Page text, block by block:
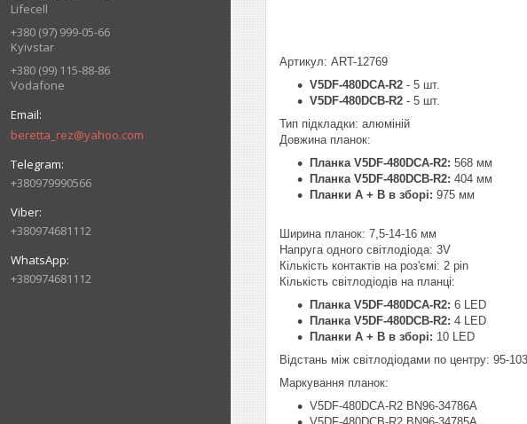
Lifecell
+380 (97) 999-05-66
Kyivstar
+380 (99) 115-88-86
Vodafone
beretta_rez@yahoo.com
+380979990566
+380974681112
+380974681112
Артикул: ART-12769
V5DF-480DCA-R2 - 5 шт.
V5DF-480DCB-R2 - 5 шт.
Тип підкладки: алюміній
Довжина планок:
Планка V5DF-480DCA-R2: 568 мм
Планка V5DF-480DCB-R2: 404 мм
Планки A + B в зборі: 975 мм
Ширина планок: 7,5-14-16 мм
Напруга одного світлодіода: 3V
Кількість контактів на роз'ємі: 2 pin
Кількість світлодіодів на планці:
Планка V5DF-480DCA-R2: 6 LED
Планка V5DF-480DCB-R2: 4 LED
Планки A + B в зборі: 10 LED
Відстань між світлодіодами по центру: 95-
Маркування планок:
V5DF-480DCA-R2 BN96-34786A